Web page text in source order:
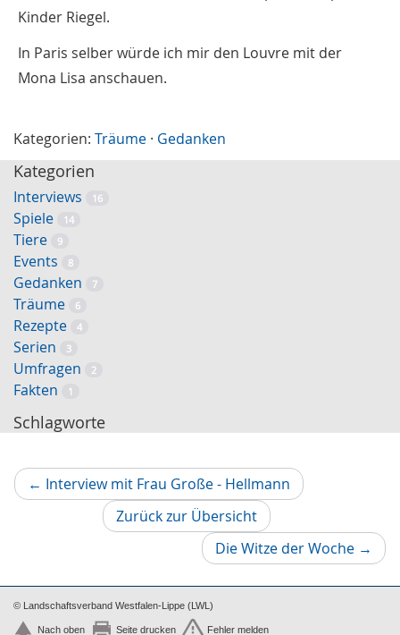
Kinder Riegel.
In Paris selber würde ich mir den Louvre mit der
Mona Lisa anschauen.
Kategorien: Träume · Gedanken
Kategorien
Interviews 16
Spiele 14
Tiere 9
Events 8
Gedanken 7
Träume 6
Rezepte 4
Serien 3
Umfragen 2
Fakten 1
Schlagworte
← Interview mit Frau Große - Hellmann Vorheriger
Artikel
Zurück zur Übersicht
Die Witze der Woche
Artikel
→
© Landschaftsverband Westfalen-Lippe (LWL)
Nach oben Seite drucken Fehler melden